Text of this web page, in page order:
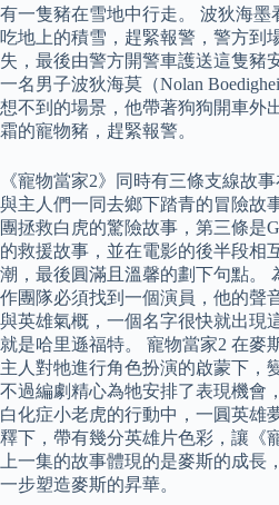
有一隻豬在雪地中行走。 波狄海
吃地上的積雪，趕緊報警，警方到
失，最後由警方開警車護送這隻豬
一名男子波狄海莫（Nolan
想不到的場景，他帶著狗狗開車外
霜的寵物豬，趕緊報警。
《寵物當家2》同時有三條支線故
與主人們一同去鄉下踏青的冒險故
團拯救白虎的驚險故事，第三條是
的救援故事，並在電影的後半段相
潮，最後圓滿且溫馨的劃下句點。
作團隊必須找到一個演員，他的聲
與英雄氣概，一個名字很快就出現
就是哈里遜福特。 寵物當家2 在麥
主人對牠進行角色扮演的啟蒙下，
不過編劇精心為牠安排了表現機會
白化症小老虎的行動中，一圓英雄
釋下，帶有幾分英雄片色彩，讓《
上一集的故事體現的是麥斯的成長
一步塑造麥斯的昇華。